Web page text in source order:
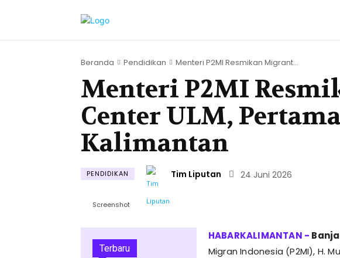
Beranda Pendidikan Menteri P2MI Resmikan Migrant...
Menteri P2MI
Center ULM,
Kalimantan
PENDIDIKAN Tim Liputan 24 Juni 2026
Screenshot
Terbaru
Migran Indonesia (P2MI), H.